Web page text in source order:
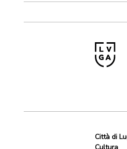
Città di
Cultura